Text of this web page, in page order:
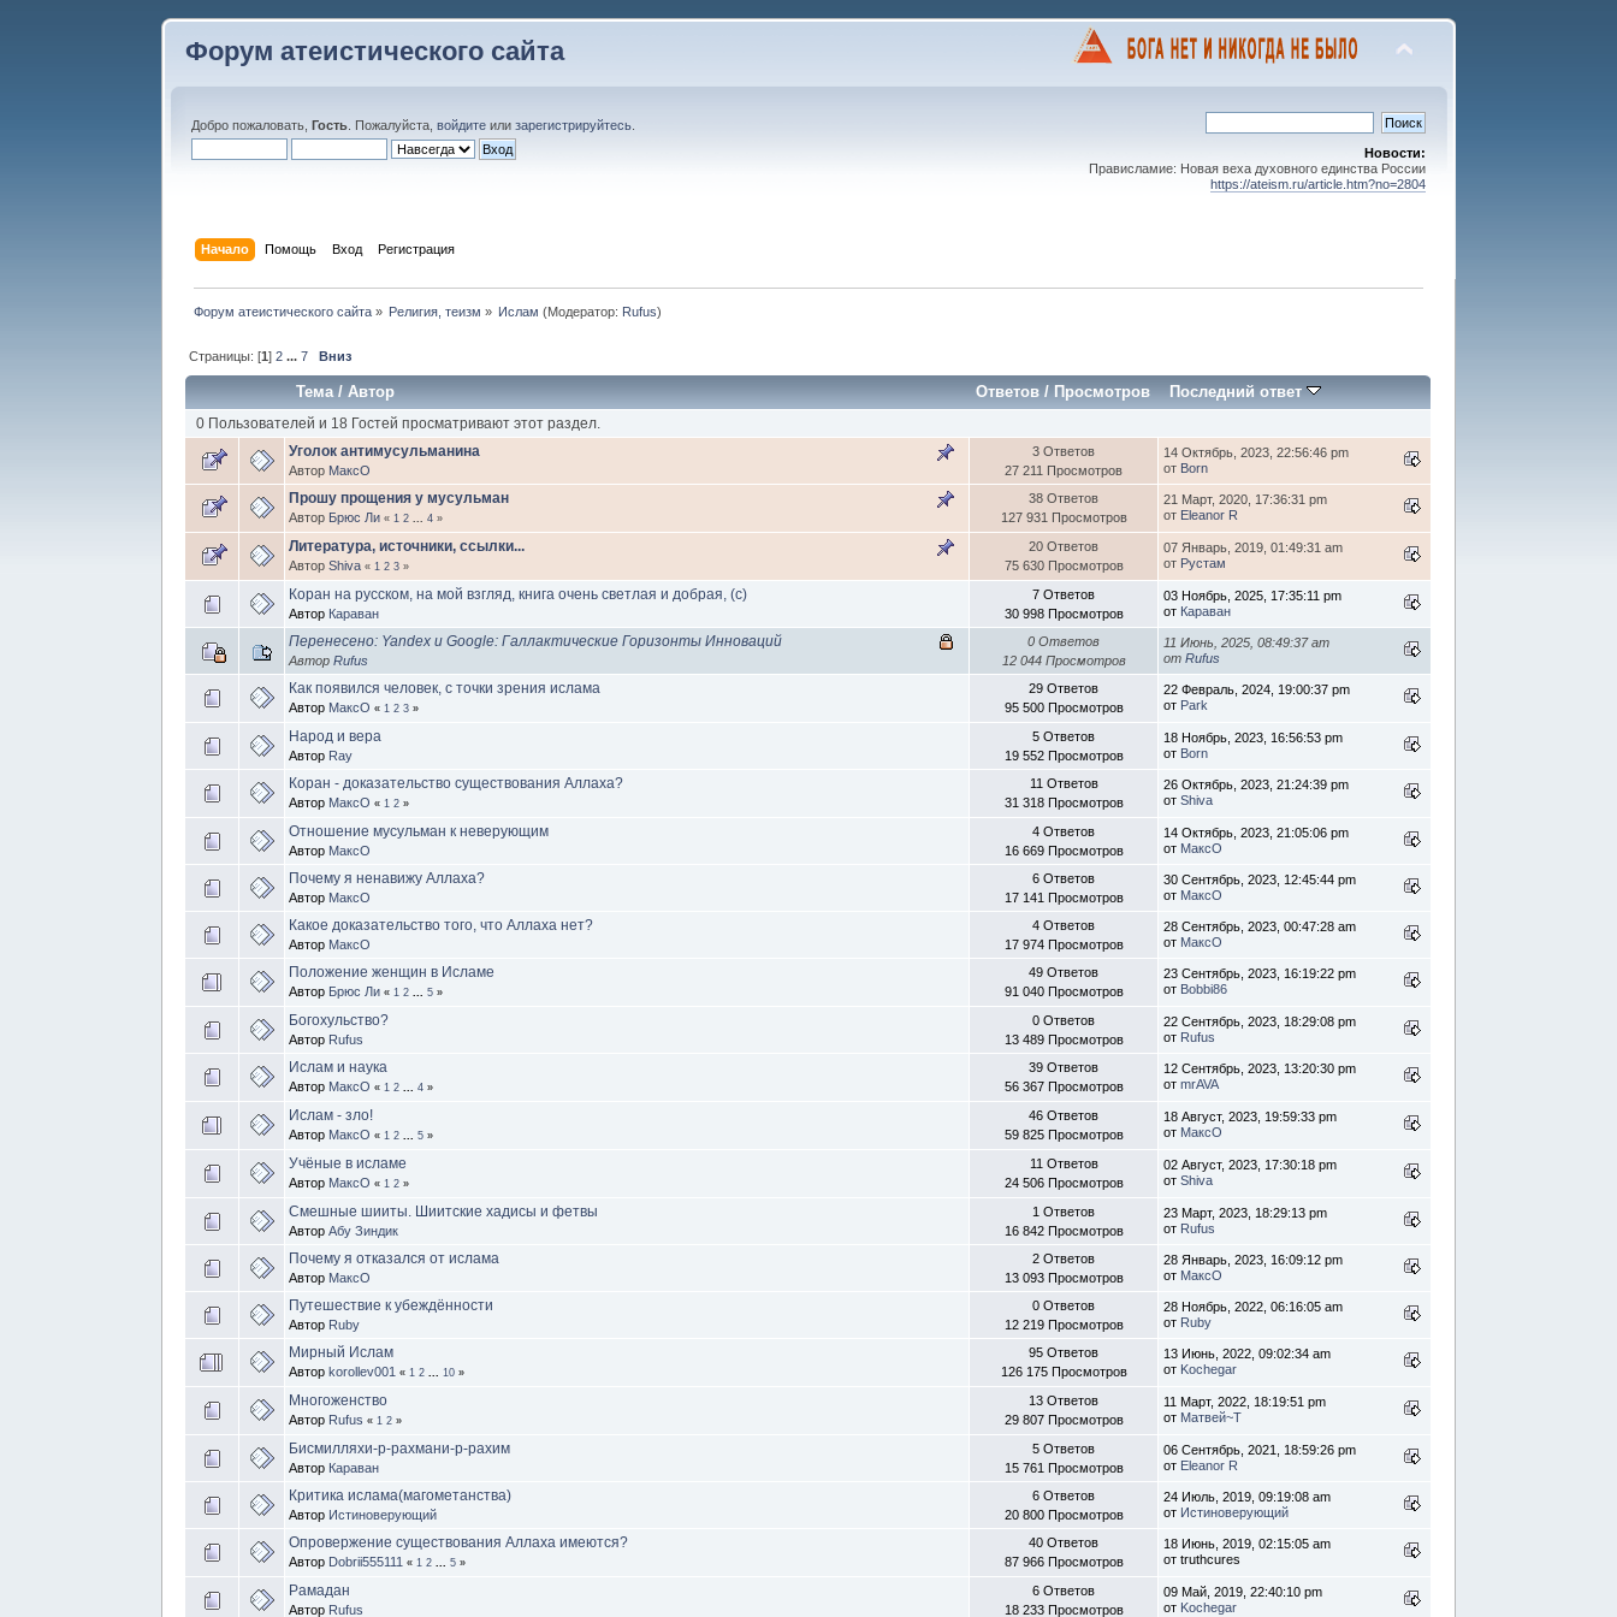
Форум атеистического сайта
Добро пожаловать,Гость . Пожалуйста,войдите илизарегистрируйтесь
Новости:
Прависламие: Новая веха духовного единства России
https://ateism.ru/article.htm?no=2804
Начало Помощь Вход Регистрация
Форум атеистического сайта» Религия, теизм » Ислам (Модератор: Rufus)
Страницы: [1] 2 ... 7 Вниз
Тема/ Автор Ответов /Просмотров Последний ответ
0 Пользователей и 18 Гостей просматривают этот раздел.
Уголок антимусульманина
Автор МаксО
3 Ответов
27 211 Просмотров
14 Октябрь, 2023, 22:56:46 pm
от Born
Прошу прощения у мусульман
Автор Брюс Ли « 1 2 ...4 »
38 Ответов
127 931 Просмотров
21 Март, 2020, 17:36:31 pm
от Eleanor R
Литература, источники, ссылки...
АвторShiva « 1 2 3 »
20 Ответов
75 630 Просмотров
07 Январь, 2019, 01:49:31 am
от Рустам
Коран на русском, на мой взгляд, книга очень светлая и добрая, (с)
Автор Караван
7 Ответов
30 998 Просмотров
03 Ноябрь, 2025, 17:35:11 pm
от Караван
Перенесено: Yandex и Google: Галлактические Горизонты Инноваций
АвторRufus
0 Ответов
12 044 Просмотров
11 Июнь, 2025, 08:49:37 am
отRufus
Как появился человек, с точки зрения ислама
Автор МаксО « 1 2 3 »
29 Ответов
95 500 Просмотров
22 Февраль, 2024, 19:00:37 pm
от Park
Народ и вера
Автор Ray
5 Ответов
19 552 Просмотров
18 Ноябрь, 2023, 16:56:53 pm
от Born
Коран - доказательство существования Аллаха?
Автор МаксО « 1 2 »
11 Ответов
31 318 Просмотров
26 Октябрь, 2023, 21:24:39 pm
отShiva
Отношение мусульман к неверующим
Автор МаксО
4 Ответов
16 669 Просмотров
14 Октябрь, 2023, 21:05:06 pm
от МаксО
Почему я ненавижу Аллаха?
Автор МаксО
6 Ответов
17 141 Просмотров
30 Сентябрь, 2023, 12:45:44 pm
от МаксО
Какое доказательство того, что Аллаха нет?
Автор МаксО
4 Ответов
17 974 Просмотров
28 Сентябрь, 2023, 00:47:28 am
от МаксО
Положение женщин в Исламе
Автор Брюс Ли « 1 2 ...5 »
49 Ответов
91 040 Просмотров
23 Сентябрь, 2023, 16:19:22 pm
от Bobbi86
Богохульство?
Автор Rufus
0 Ответов
13 489 Просмотров
22 Сентябрь, 2023, 18:29:08 pm
от Rufus
Ислам и наука
Автор МаксО « 1 2 ...4 »
39 Ответов
56 367 Просмотров
12 Сентябрь, 2023, 13:20:30 pm
отmrAVA
Ислам - зло!
Автор МаксО « 1 2 ...5 »
46 Ответов
59 825 Просмотров
18 Август, 2023, 19:59:33 pm
от МаксО
Учёные в исламе
Автор МаксО « 1 2 »
11 Ответов
24 506 Просмотров
02 Август, 2023, 17:30:18 pm
отShiva
Смешные шииты. Шиитские хадисы и фетвы
АвторАбу Зиндик
1 Ответов
16 842 Просмотров
23 Март, 2023, 18:29:13 pm
от Rufus
Почему я отказался от ислама
Автор МаксО
2 Ответов
13 093 Просмотров
28 Январь, 2023, 16:09:12 pm
от МаксО
Путешествие к убеждённости
Автор Ruby
0 Ответов
12 219 Просмотров
28 Ноябрь, 2022, 06:16:05 am
от Ruby
Мирный Ислам
Авторkorollev001 « 1 2 10 »
95 Ответов
126 175 Просмотров
13 Июнь, 2022, 09:02:34 am
от Kochegar
Многоженство
Автор Rufus « 1 2 »
13 Ответов
29 807 Просмотров
11 Март, 2022, 18:19:51 pm
от Матвей~Т
Бисмилляхи-р-рахмани-р-рахим
Автор Караван
5 Ответов
15 761 Просмотров
06 Сентябрь, 2021, 18:59:26 pm
от Eleanor R
Критика ислама(магометанства)
Автор Истиноверующий
6 Ответов
20 800 Просмотров
24 Июль, 2019, 09:19:08 am
от Истиноверующий
Опровержение существования Аллаха имеются?
Автор Dobrii555111 « 1 2 ...5 »
40 Ответов
87 966 Просмотров
18 Июнь, 2019, 02:15:05 am
от truthcures
Рамадан
Автор Rufus
6 Ответов
18 233 Просмотров
09 Май, 2019, 22:40:10 pm
от Kochegar